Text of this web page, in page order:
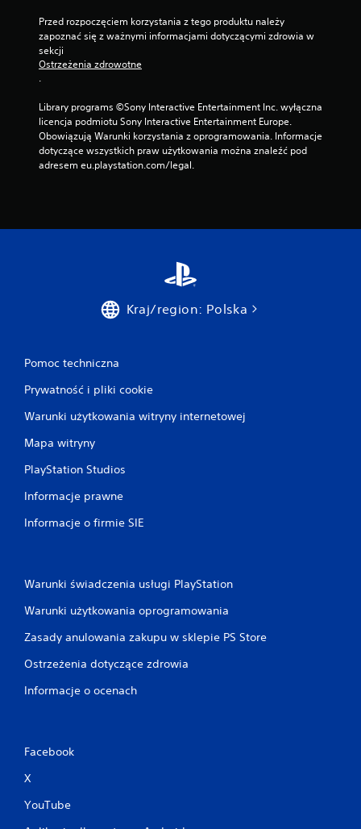
Przed rozpoczęciem korzystania z tego produktu należy
zapoznać się z ważnymi informacjami dotyczącymi zdrowia w
sekcji
Ostrzeżenia zdrowotne
.
Library programs ©Sony Interactive Entertainment Inc. wyłączna
licencja podmiotu Sony Interactive Entertainment Europe.
Obowiązują Warunki korzystania z oprogramowania. Informacje
dotyczące wszystkich praw użytkowania można znaleźć pod
adresem eu.playstation.com/legal.
Kraj/region: Polska
Pomoc techniczna
Prywatność i pliki cookie
Warunki użytkowania witryny internetowej
Mapa witryny
PlayStation Studios
Informacje prawne
Informacje o firmie SIE
Warunki świadczenia usługi PlayStation
Warunki użytkowania oprogramowania
Zasady anulowania zakupu w sklepie PS Store
Ostrzeżenia dotyczące zdrowia
Informacje o ocenach
Facebook
X
YouTube